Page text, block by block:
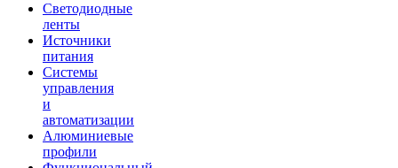
Светодиодные
ленты
Источники
питания
Системы
управления
и
автоматизации
Алюминиевые
профили